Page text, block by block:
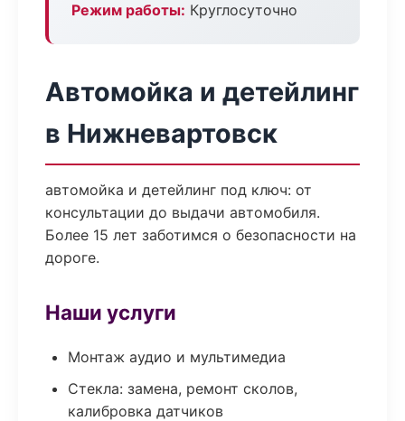
Режим работы: Круглосуточно
Автомойка и детейлинг
в Нижневартовск
автомойка и детейлинг под ключ: от
консультации до выдачи автомобиля.
Более 15 лет заботимся о безопасности на
дороге.
Наши услуги
Монтаж аудио и мультимедиа
Стекла: замена, ремонт сколов,
калибровка датчиков